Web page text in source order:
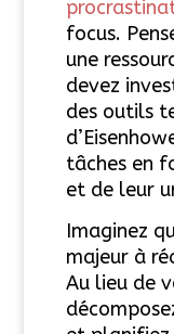
focus.
une
devez
des outils
tâches en
et de leur
Imaginez
majeur à
Au lieu de